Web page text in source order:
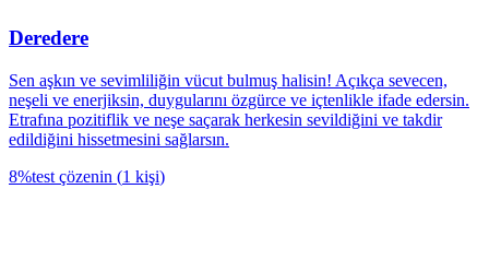
Deredere
Sen aşkın ve sevimliliğin vücut bulmuş halisin! Açıkça sevecen,
neşeli ve enerjiksin, duygularını özgürce ve içtenlikle ifade edersin.
Etrafına pozitiflik ve neşe saçarak herkesin sevildiğini ve takdir
edildiğini hissetmesini sağlarsın.
8%test çözenin (1 kişi)